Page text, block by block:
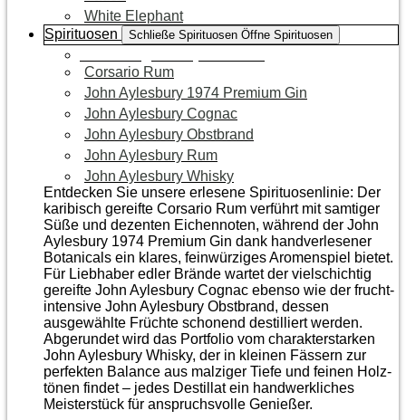
White Elephant
Spirituosen
Schließe Spirituosen Öffne Spirituosen
Corsario Rum
John Aylesbury 1974 Premium Gin
John Aylesbury Cognac
John Aylesbury Obstbrand
John Aylesbury Rum
John Aylesbury Whisky
Entdecken Sie unsere erlesene Spirituosenlinie: Der
karibisch gereifte Corsario Rum verführt mit samtiger
Süße und dezenten Eichen­noten, während der John
Aylesbury 1974 Premium Gin dank handverlesener
Botanicals ein klares, feinwürziges Aromenspiel bietet.
Für Liebhaber edler Brände wartet der vielschichtig
gereifte John Aylesbury Cognac ebenso wie der frucht­
intensive John Aylesbury Obstbrand, dessen
ausgewählte Früchte schonend destilliert werden.
Abgerundet wird das Portfolio vom charakterstarken
John Aylesbury Whisky, der in kleinen Fässern zur
perfekten Balance aus malziger Tiefe und feinen Holz­
tönen findet – jedes Destillat ein handwerkliches
Meister­stück für anspruchsvolle Genießer.